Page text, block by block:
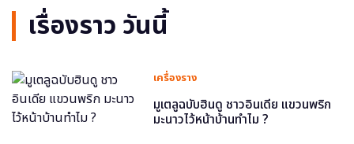
เรื่องราว วันนี้
เครื่องราง
มูเตลูฉบับฮินดู ชาวอินเดีย แขวนพริก
มะนาวไว้หน้าบ้านทำไม ?